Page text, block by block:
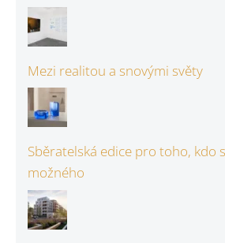
Mezi realitou a snovými světy
Sběratelská edice pro toho, kdo
možného